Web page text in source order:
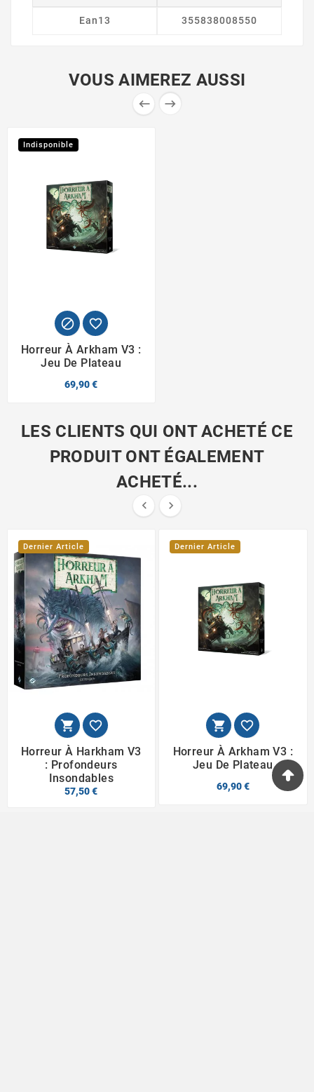
Ean13 355838008550
VOUS AIMEREZ AUSSI
 
Indisponible
 
Horreur À Arkham V3 :
Jeu De Plateau
69,90 €
LES CLIENTS QUI ONT ACHETÉ CE
PRODUIT ONT ÉGALEMENT
ACHETÉ...
 
Dernier Article
 
Horreur À Harkham V3
: Profondeurs
Insondables
57,50 €
Dernier Article
 
Horreur À Arkham V3 :
Jeu De Plateau
69,90 €